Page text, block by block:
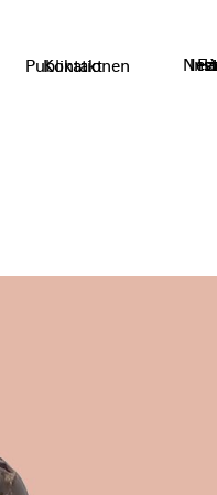
Publikationen
Kontakt